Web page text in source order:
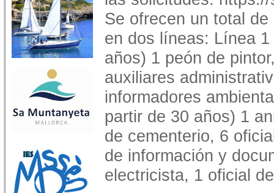
Se ofrecen un total
en dos líneas: Línea
años) 1 peón de
auxiliares
informadores
partir de 30 años) 1
de cementerio, 6
de información y
electricista, 1 oficial